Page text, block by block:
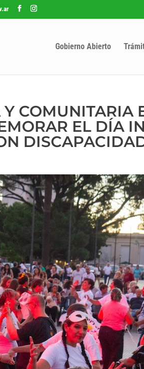
Gobierno Abierto
COMUNITARIA
EL DÍA